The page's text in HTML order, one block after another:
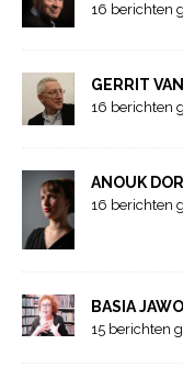
16 berichten
GERRIT
16 berichten
ANOUK
16 berichten
BASIA
15 berichten